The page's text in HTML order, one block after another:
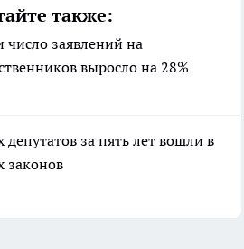
также:
число заявлений на
выросло на 28%
за пять лет вошли в
законов